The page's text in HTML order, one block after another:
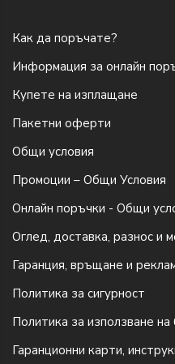
Как да поръчате?
Информация за онлайн
Купете на изплащане
Пакетни оферти
Общи условия
Промоции – Общи Условия
Онлайн поръчки - Общи
Оглед, доставка, разнос и
Гаранция, връщане и
Политика за сигурност
Политика за използване на
Гаранционни карти,